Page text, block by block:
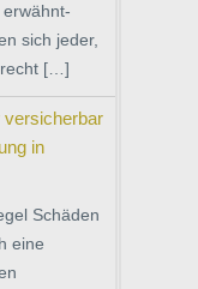
sich jeder,
[…]
versicherbar
in
Schäden
eine